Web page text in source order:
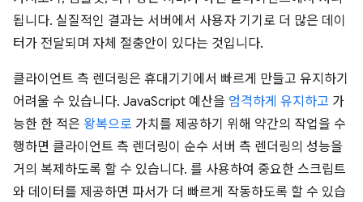
됩니다. 실질적인 결과는 서버에서 사용자 기기로 더 많은 데이
터가 전달되며 자체 절충안이 있다는 것입니다.
클라이언트 측 렌더링은 휴대기기에서 빠르게 만들고 유지하기
어려울 수 있습니다. JavaScript 예산을 엄격하게 유지하고 가
능한 한 적은 왕복으로 가치를 제공하기 위해 약간의 작업을 수
행하면 클라이언트 측 렌더링이 순수 서버 측 렌더링의 성능을
거의 복제하도록 할 수 있습니다. 를 사용하여 중요한 스크립트
와 데이터를 제공하면 파서가 더 빠르게 작동하도록 할 수 있습